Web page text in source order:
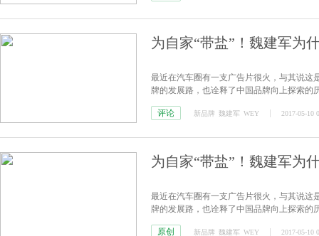
为自家“带盐”！魏建军为
最近在汽车圈有一支广告片很火，与其说这
牌的发展路，也诠释了中国品牌向上探索
评论
新品牌 魏建军 WEY 2017-05-10
为自家“带盐”！魏建军为
最近在汽车圈有一支广告片很火，与其说这
牌的发展路，也诠释了中国品牌向上探索
原创
新品牌 魏建军 WEY 2017-05-10